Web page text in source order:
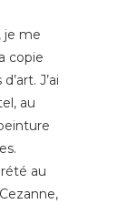
je me
copie
J’ai
au
au